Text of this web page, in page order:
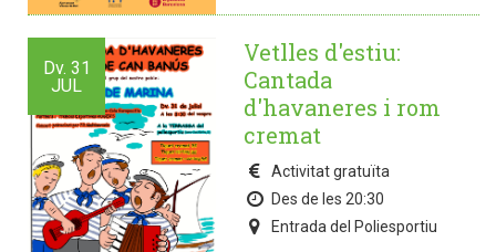
Dv. 31
JUL
Vetlles d'estiu:
Cantada
d'havaneres i rom
cremat
Activitat gratuïta
Des de les 20:30
Entrada del Poliesportiu